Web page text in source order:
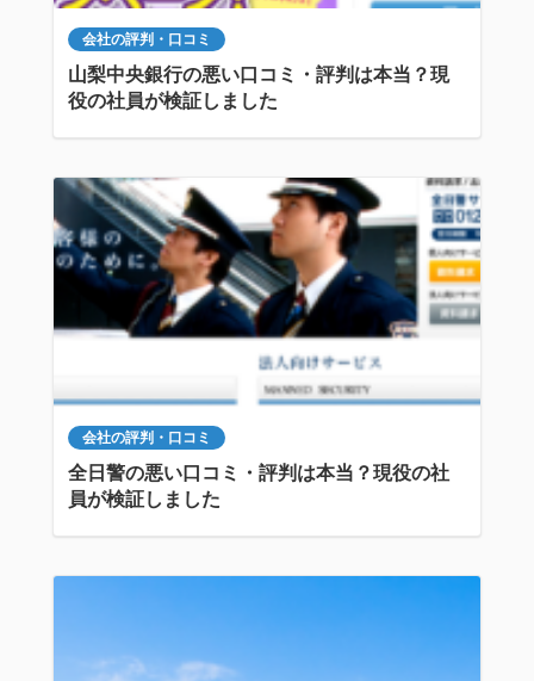
会社の評判・口コミ
山梨中央銀行の悪い口コミ・評判は本当？現
役の社員が検証しました
会社の評判・口コミ
全日警の悪い口コミ・評判は本当？現役の社
員が検証しました